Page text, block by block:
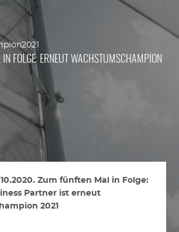
FOLGE: ERNEUT WACHSTUMSCHAMPION
Zum fünften Mal in Folge:
Partner ist erneut
2021